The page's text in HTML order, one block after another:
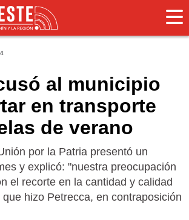
al municipio
en transporte
de verano
por la Patria presentó un
y explicó: "nuestra preocupación
el recorte en la cantidad y calidad
hizo Petrecca, en contraposición